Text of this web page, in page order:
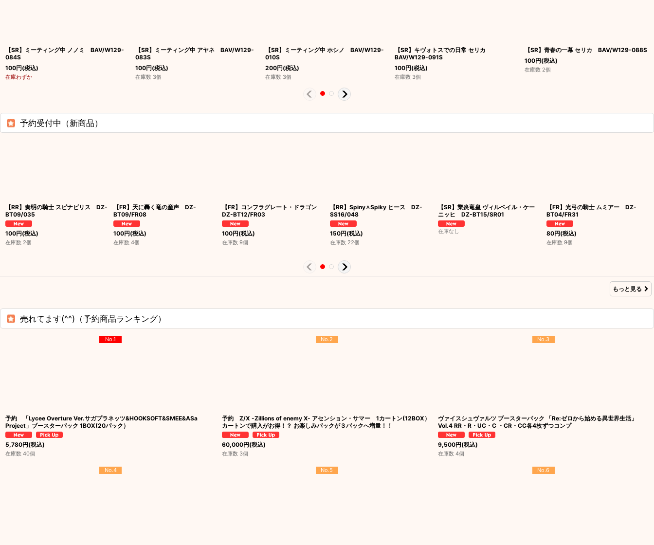
【SR】ミーティング中 ノノミ BAV/W129-
084S
100円(税込)
在庫わずか
【SR】ミーティング中 アヤネ BAV/W129-
083S
100円(税込)
在庫数 3個
【SR】ミーティング中 ホシノ BAV/W129-
010S
200円(税込)
在庫数 3個
【SR】キヴォトスでの日常 セリカ
BAV/W129-091S
100円(税込)
在庫数 3個
【SR】青春の一幕 セリカ BAV/W129-088S
100円(税込)
在庫数 2個
予約受付中（新商品）
【RR】奏明の騎士 スピナビリス DZ-
BT09/035
100円(税込)
在庫数 2個
【FR】天に轟く竜の産声 DZ-
BT09/FR08
100円(税込)
在庫数 4個
【FR】コンフラグレート・ドラゴン
DZ-BT12/FR03
100円(税込)
在庫数 9個
【RR】Spiny∧Spiky ヒース DZ-
SS16/048
150円(税込)
在庫数 22個
【SR】業炎竜皇 ヴィルベイル・ケー
ニッヒ DZ-BT15/SR01
在庫なし
【FR】光弓の騎士 ムミアー DZ-
BT04/FR31
80円(税込)
在庫数 9個
もっと見る
売れてます(^^)（予約商品ランキング）
No.1
予約 「Lycee Overture Ver.サガプラネッツ&HOOKSOFT&SMEE&ASa
Project」ブースターパック 1BOX(20パック）
5,780円(税込)
在庫数 40個
No.2
予約 Z/X -Zillions of enemy X- アセンション・サマー 1カートン(12BOX）
カートンで購入がお得！？ お楽しみパックが３パックへ増量！！
60,000円(税込)
在庫数 3個
No.3
ヴァイスシュヴァルツ ブースターパック 「Re:ゼロから始める異世界生活」
Vol.4 RR・R・UC・C ・CR・CC各4枚ずつコンプ
9,500円(税込)
在庫数 4個
No.4 No.5 No.6